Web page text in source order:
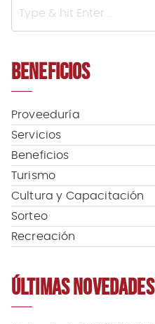
BENEFICIOS
Proveeduría
Servicios
Beneficios
Turismo
Cultura y Capacitación
Sorteo
Recreación
ÚLTIMAS NOVEDADES